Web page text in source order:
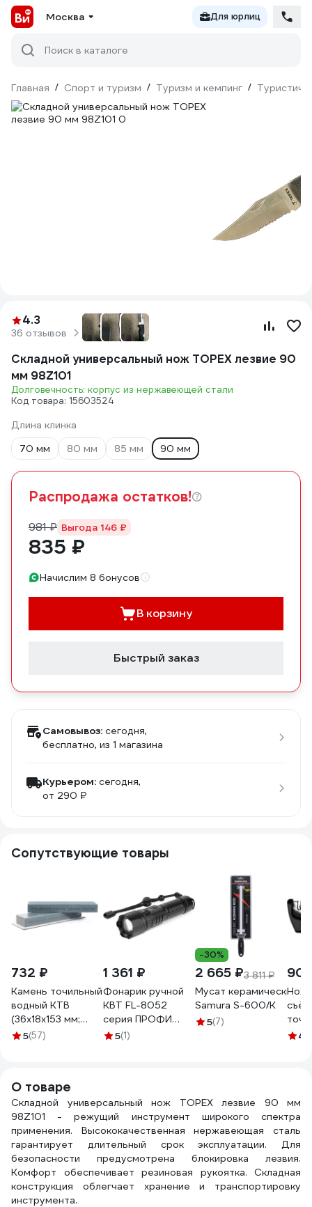
Москва Для юрлиц
Поиск в каталоге
Главная / Спорт и туризм / Туризм и кемпинг /
4.3
36 отзывов
Складной универсальный нож TOPEX лезвие 90
мм 98Z101
Долговечность: корпус из нержавеющей стали
Код товара: 15603524
Длина клинка
70 мм
80 мм 85 мм 90 мм
Распродажа остатков!
981 ₽ Выгода 146 ₽
835 ₽
Начислим 8 бонусов
В корзину
Быстрый заказ
Самовывоз: сегодня,
бесплатно, из 1 магазина
Курьером: сегодня,
от 290 ₽
Сопутствующие товары
732 ₽
Камень точильный
водный КТВ
(36х18х153 мм;
B600; VM) ИНФ-
5(57)
1 361 ₽
Фонарик ручной
КВТ FL-8052
серия ПРОФИ
103874
5(1)
-30%
2 665 ₽3 811 ₽
Мусат керамический
Samura S-600/K
5(7)
4.9
О товаре
Складной универсальный нож TOPEX лезвие 90 мм
98Z101 - режущий инструмент широкого спектра
применения. Высококачественная нержавеющая сталь
гарантирует длительный срок эксплуатации. Для
безопасности предусмотрена блокировка лезвия.
Комфорт обеспечивает резиновая рукоятка. Складная
конструкция облегчает хранение и транспортировку
инструмента.